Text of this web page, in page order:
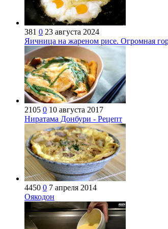
381 0 23 августа 2024
Яичница на жареном рисе. Огромная
2105 0 10 августа 2017
Ниратама Донбури - Рецепт
4450 0 7 апреля 2014
Оякодон